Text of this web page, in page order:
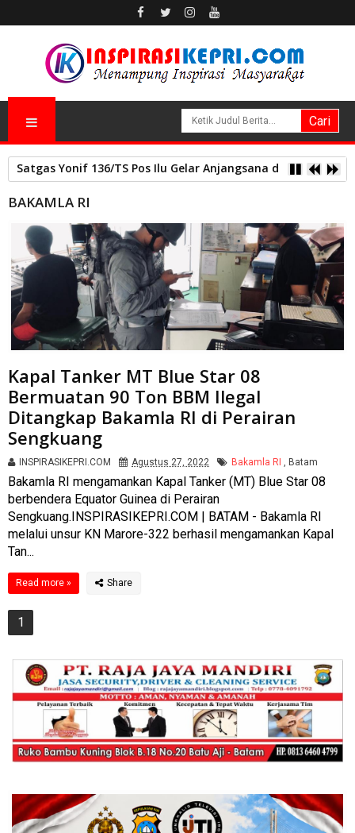
Satgas Yonif 136/TS Pos Ilu Gelar Anjangsana dan Bagikan
BAKAMLA RI
Kapal Tanker MT Blue Star 08
Bermuatan 90 Ton BBM Ilegal
Ditangkap Bakamla RI di Perairan
Sengkuang
INSPIRASIKEPRI.COM Agustus 27, 2022 Bakamla RI , Batam
Bakamla RI mengamankan Kapal Tanker (MT) Blue Star 08
berbendera Equator Guinea di Perairan
Sengkuang.INSPIRASIKEPRI.COM | BATAM - Bakamla RI
melalui unsur KN Marore-322 berhasil mengamankan Kapal
Tan...
Read more »
1